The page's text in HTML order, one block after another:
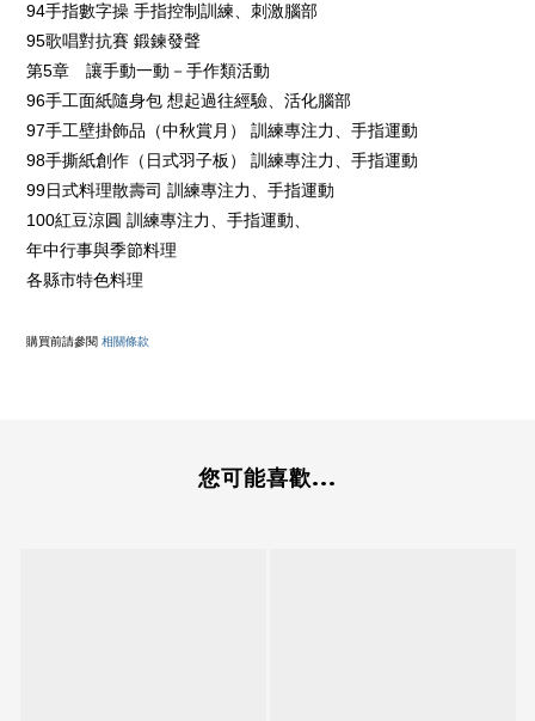
94手指數字操 手指控制訓練、刺激腦部
95歌唱對抗賽 鍛鍊發聲
第5章 讓手動一動－手作類活動
96手工面紙隨身包 想起過往經驗、活化腦部
97手工壁掛飾品（中秋賞月） 訓練專注力、手指運動
98手撕紙創作（日式羽子板） 訓練專注力、手指運動
99日式料理散壽司 訓練專注力、手指運動
100紅豆涼圓 訓練專注力、手指運動、
年中行事與季節料理
各縣市特色料理
購買前請參閱 相關條款
您可能喜歡...